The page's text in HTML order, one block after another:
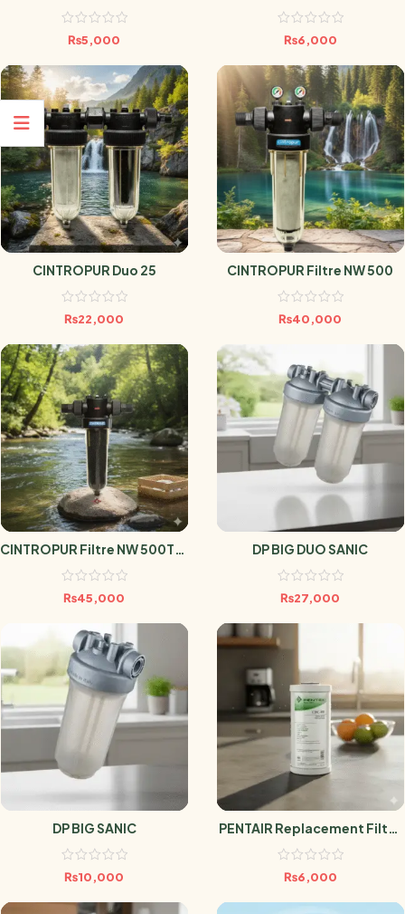
₨5,000
Carbon – Box 3.4L
₨6,000
CINTROPUR Duo 25
₨22,000
CINTROPUR Filtre NW 500
₨40,000
CINTROPUR Filtre NW 500TE (
Filtration Charbon Actif
₨45,000
DP BIG DUO SANIC
₨27,000
DP BIG SANIC
₨10,000
PENTAIR Replacement Filter
CBC-BB
₨6,000